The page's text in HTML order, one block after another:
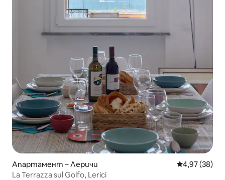
Апартамент – Леричи Средна
4,97 (38)
La Terrazza sul Golfo, Lerici